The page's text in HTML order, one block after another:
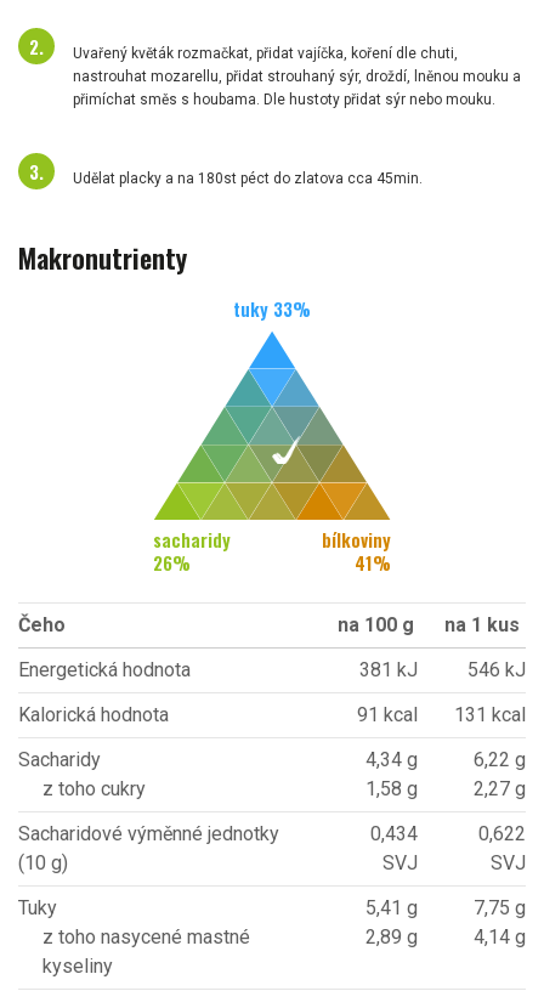
Uvařený květák rozmačkat, přidat vajíčka, koření dle chuti,
nastrouhat mozarellu, přidat strouhaný sýr, droždí, lněnou mouku a
přimíchat směs s houbama. Dle hustoty přidat sýr nebo mouku.
Udělat placky a na 180st péct do zlatova cca 45min.
Makronutrienty
tuky 33%
sacharidy
26%
bílkoviny
41%
Čeho na 100 g
na 1 kus
Energetická hodnota
381 kJ
546 kJ
Kalorická hodnota
91 kcal
131 kcal
Sacharidy
z toho cukry
4,34 g
1,58 g
6,22 g
2,27 g
Sacharidové výměnné jednotky
(10 g)
0,434
SVJ
0,622
SVJ
Tuky
z toho nasycené mastné
kyseliny
5,41 g
2,89 g
7,75 g
4,14 g